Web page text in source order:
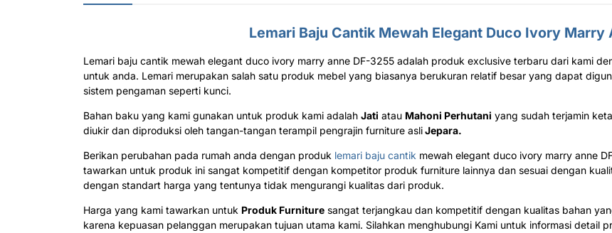
Lemari Baju CantikMewah Elegant Duco Ivory Marry
Lemari baju cantik mewah elegant duco ivory marry anne DF-3255 adalah produk exclusive terbaru dari kami
untuk anda. Lemari merupakan salah satu produk mebel yang biasanya berukuran relatif besar yang dapat
sistem pengaman seperti kunci.
Bahan baku yang kami gunakan untuk produk kami adalah Jati atau Mahoni Perhutani yang sudah terjamin
diukir dan diproduksi oleh tangan-tangan terampil pengrajin furniture asliJepara.
Berikan perubahan pada rumah anda dengan produk lemari baju cantik mewah elegant duco ivory marry anne
tawarkan untuk produk ini sangat kompetitif dengan kompetitor produk furniture lainnya dan sesuai dengan
dengan standart harga yang tentunya tidak mengurangi kualitas dari produk.
Harga yang kami tawarkan untuk Produk Furniture sangat terjangkau dan kompetitif dengan kualitas bahan
karena kepuasan pelanggan merupakan tujuan utama kami. Silahkan menghubungi Kami untuk informasi detail